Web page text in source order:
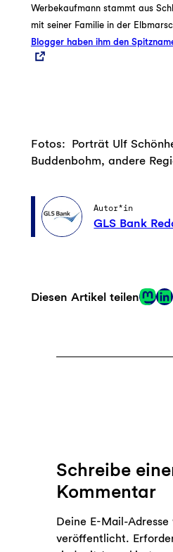
Werbekaufmann stammt aus
mit seiner Familie in der
Blogger haben ihm den
Fotos: Porträt Ulf
Buddenbohm, andere
Autor*in
GLS Bank
Diesen Artikel teilen
Schreibe
Kommentar
Deine E-Mail-
veröffentlicht.